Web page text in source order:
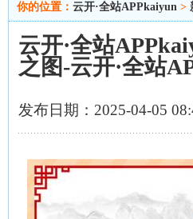
你的位置： 云开·全站APPkaiyun >
云开·全站
之图-云开·全站
发布日期：2025-04-05